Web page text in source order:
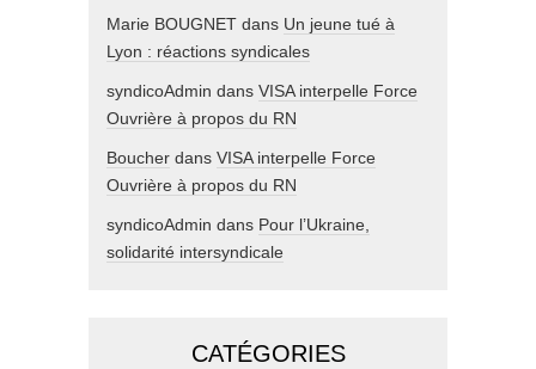
Marie BOUGNET dans Un jeune tué à
Lyon : réactions syndicales
syndicoAdmin dans VISA interpelle Force
Ouvrière à propos du RN
Boucher dans VISA interpelle Force
Ouvrière à propos du RN
syndicoAdmin dans Pour l’Ukraine,
solidarité intersyndicale
CATÉGORIES